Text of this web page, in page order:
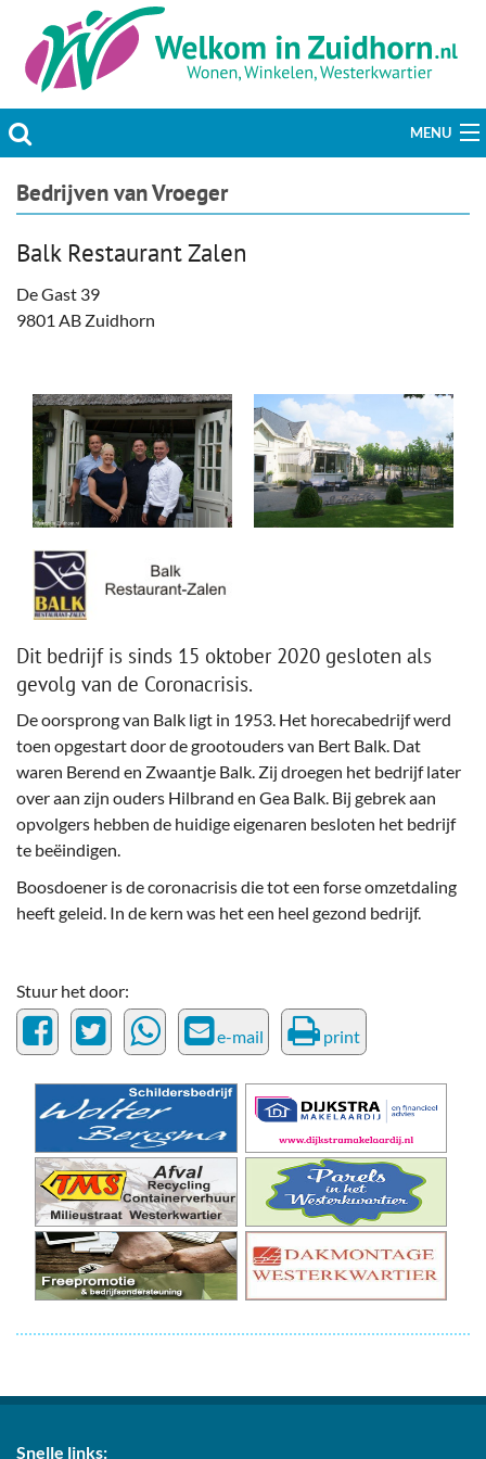
MENU
Actueel
Welzijn & Maatschappij
Prikbord & Aanbiedingen
Plaats bericht
Bedrijven van Vroeger
Balk Restaurant Zalen
De Gast 39
9801 AB Zuidhorn
Dit bedrijf is sinds 15 oktober 2020 gesloten als
gevolg van de Coronacrisis.
De oorsprong van Balk ligt in 1953. Het horecabedrijf werd
toen opgestart door de grootouders van Bert Balk. Dat
waren Berend en Zwaantje Balk. Zij droegen het bedrijf later
over aan zijn ouders Hilbrand en Gea Balk. Bij gebrek aan
opvolgers hebben de huidige eigenaren besloten het bedrijf
te beëindigen.
Boosdoener is de coronacrisis die tot een forse omzetdaling
heeft geleid. In de kern was het een heel gezond bedrijf.
Stuur het door:
e-mail print
Snelle links: